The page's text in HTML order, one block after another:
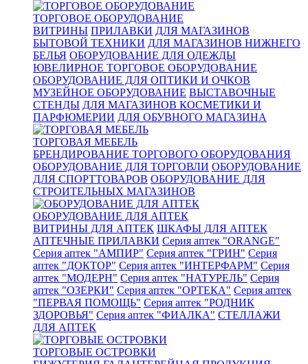
ТОРГОВОЕ ОБОРУДОВАНИЕ
ВИТРИНЫ ПРИЛАВКИ ДЛЯ МАГАЗИНОВ
БЫТОВОЙ ТЕХНИКИ ДЛЯ МАГАЗИНОВ НИЖНЕГО
БЕЛЬЯ ОБОРУДОВАНИЕ ДЛЯ ОДЕЖДЫ
ЮВЕЛИРНОЕ ТОРГОВОЕ ОБОРУДОВАНИЕ
ОБОРУДОВАНИЕ ДЛЯ ОПТИКИ И ОЧКОВ
МУЗЕЙНОЕ ОБОРУДОВАНИЕ ВЫСТАВОЧНЫЕ
СТЕНДЫ ДЛЯ МАГАЗИНОВ КОСМЕТИКИ И
ПАРФЮМЕРИИ ДЛЯ ОБУВНОГО МАГАЗИНА
ТОРГОВАЯ МЕБЕЛЬ
БРЕНДИРОВАНИЕ ТОРГОВОГО ОБОРУДОВАНИЯ
ОБОРУДОВАНИЕ ДЛЯ ТОРГОВЛИ ОБОРУДОВАНИЕ
ДЛЯ СПОРТТОВАРОВ ОБОРУДОВАНИЕ ДЛЯ
СТРОИТЕЛЬНЫХ МАГАЗИНОВ
ОБОРУДОВАНИЕ ДЛЯ АПТЕК
ВИТРИНЫ ДЛЯ АПТЕК ШКАФЫ ДЛЯ АПТЕК
АПТЕЧНЫЕ ПРИЛАВКИ Серия аптек "ORANGE"
Серия аптек "АМПИР" Серия аптек "ГРИН" Серия
аптек "ДОКТОР" Серия аптек "ИНТЕРФАРМ" Серия
аптек "МОДЕРН" Серия аптек "НАТУРЕЛЬ" Серия
аптек "ОЗЕРКИ" Серия аптек "ОРТЕКА" Серия аптек
"ПЕРВАЯ ПОМОЩЬ" Серия аптек "РОДНИК
ЗДОРОВЬЯ" Серия аптек "ФИАЛКА" СТЕЛЛАЖИ
ДЛЯ АПТЕК
ТОРГОВЫЕ ОСТРОВКИ